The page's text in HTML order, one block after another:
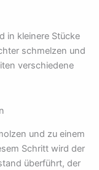
in kleinere Stücke
schmelzen und
verschiedene
und zu einem
Schritt wird der
überführt, der